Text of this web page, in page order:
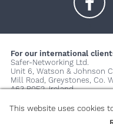
For our international
Safer-Networking Ltd.
Unit 6, Watson & Johnson
Mill Road, Greystones, Co.
A63 P0E2, Ireland
© 2026 Copyright Safer-
This website uses cookies